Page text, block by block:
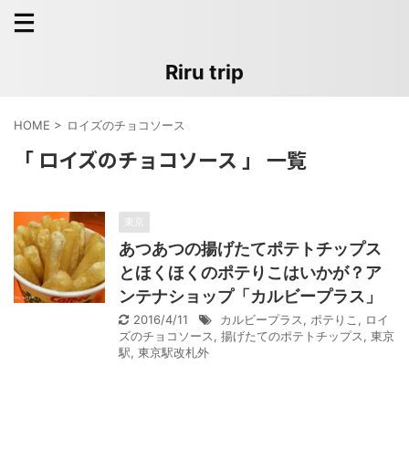
Riru trip
HOME > ロイズのチョコソース
「 ロイズのチョコソース 」 一覧
東京
あつあつの揚げたてポテトチップス
とほくほくのポテりこはいかが？ア
ンテナショップ「カルビープラス」
2016/4/11 カルビープラス, ポテりこ , ロイ
ズのチョコソース, 揚げたてのポテトチップス, 東京
駅, 東京駅改札外